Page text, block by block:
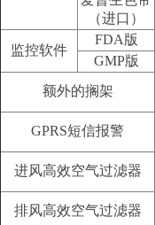
（进口）
监控软件
FDA版
GMP版
额外的搁架
GPRS短信报警
进风高效空气过滤器
排风高效空气过滤器